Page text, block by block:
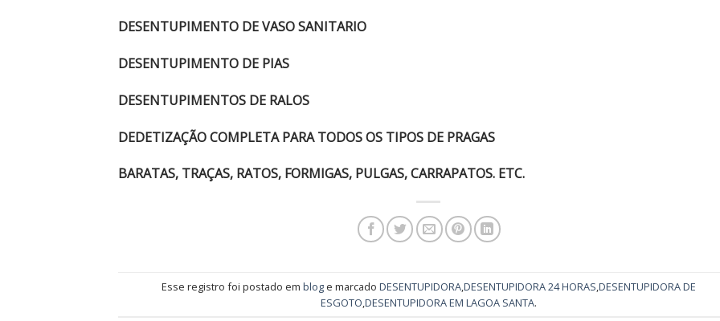
DESENTUPIMENTO DE VASO SANITARIO
DESENTUPIMENTO DE PIAS
DESENTUPIMENTOS DE RALOS
DEDETIZAÇÃOCOMPLETA PARA TODOS OS TIPOS DE PRAGAS
BARATAS, TRAÇAS, RATOS, FORMIGAS, PULGAS, CARRAPATOS. ETC.
Esse registro foi postado em bloge marcado DESENTUPIDORA,DESENTUPIDORA 24 HORAS,DESENTUPIDORA DE
ESGOTO,DESENTUPIDORA EM LAGOA SANTA.